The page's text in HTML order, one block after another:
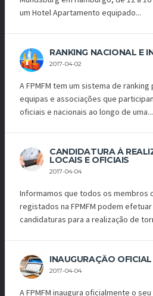
um Hotel Apartamento equipado...
RANKING NACIONAL E
2017-04-02
A FPMFM tem um sistema de
equipas e associações que
oficiais e nacionais ao longo de uma...
CANDIDATURA À
LOCAIS E OFICIAIS
2017-04-04
Informamos que todos os membros
registados na FPMFM podem
candidaturas para a realização de
INAUGURAÇÃO
2017-04-04
A FPMFM inaugura oficialmente o